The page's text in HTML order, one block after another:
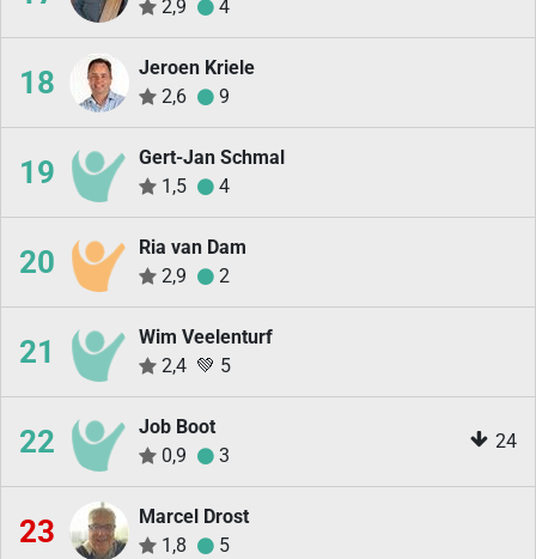
2,9
4
18
Jeroen Kriele
2,6
9
19
Gert-Jan Schmal
1,5
4
20
Ria van Dam
2,9
2
21
Wim Veelenturf
2,4 💚 5
22
Job Boot
0,9
3
24
23
Marcel Drost
1,8
5